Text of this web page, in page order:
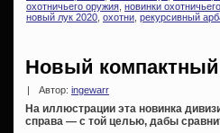
охотничьего оружия новинки
новый лук 2020 охотни рекурсивный
Новый компактный
| Автор: ingewarr
На иллюстрации эта новинка
справа — с той целью, дабы